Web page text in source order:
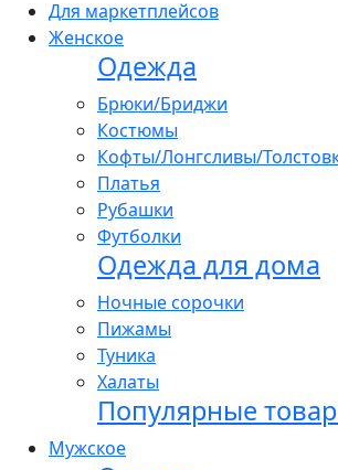
Для маркетплейсов
Женское
Одежда
Брюки/Бриджи
Костюмы
Кофты/Лонгсливы/
Платья
Рубашки
Футболки
Одежда для дома
Ночные сорочки
Пижамы
Туника
Халаты
Популярные
Мужское